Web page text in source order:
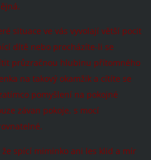
situace ve vás vyvolají větší pocit
dítě nebo procházíte-li se
průzračnou hlubinu přítomného
na takový okamžik a cítíte se
pomyšlení na pokojné
závan pokoje, s mocí
spící miminko ani les klid a mír